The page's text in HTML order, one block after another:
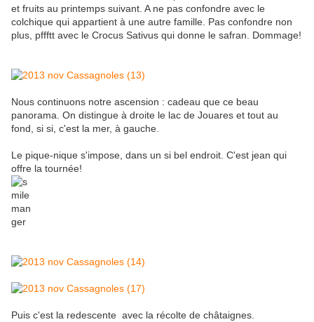
et fruits au printemps suivant. A ne pas confondre avec le
colchique qui appartient à une autre famille. Pas confondre non
plus, pffftt avec le Crocus Sativus qui donne le safran. Dommage!
Nous continuons notre ascension : cadeau que ce beau
panorama. On distingue à droite le lac de Jouares et tout au
fond, si si, c'est la mer, à gauche.
Le pique-nique s'impose, dans un si bel endroit. C'est jean qui
offre la tournée!
Puis c'est la redescente avec la récolte de châtaignes.